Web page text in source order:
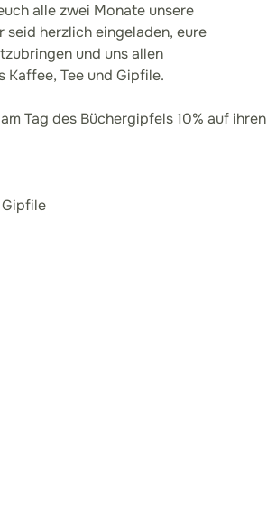
alle zwei Monate unsere
herzlich eingeladen, eure
und uns allen
Kaffee, Tee und Gipfile.
Tag des Büchergipfels 10% auf ihren